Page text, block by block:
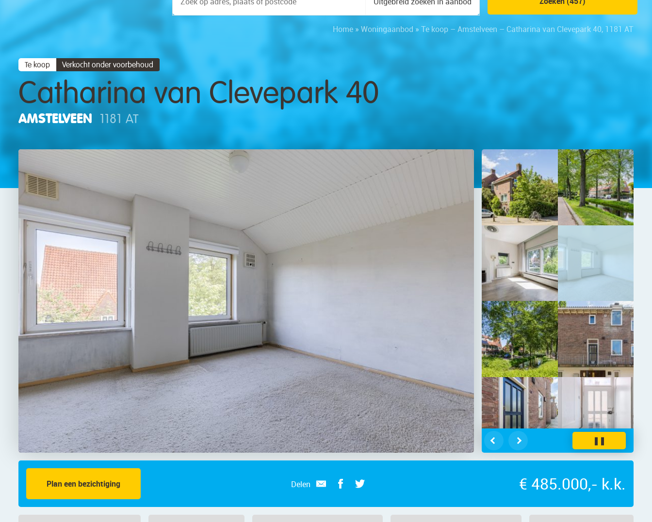
Home » Woningaanbod » Te koop – Amstelveen – Catharina van Clevepark 40, 1181 AT
Te koop Verkocht onder voorbehoud
Catharina van Clevepark 40
AMSTELVEEN 1181 AT
van Clevepark 40, 1181 AT – Foto 2
❚❚
Plan een bezichtiging Delen € 485.000,- k.k.